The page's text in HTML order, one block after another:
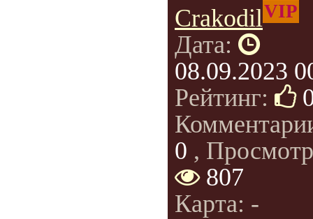
CrakodilVIP
Дата:
08.09.2023
Рейтинг:
0 ,
807
Карта: -